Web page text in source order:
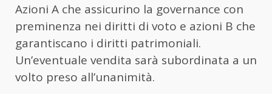
Azioni A che assicurino la governance con
preminenza nei diritti di voto e azioni B che
garantiscano i diritti patrimoniali.
Un’eventuale vendita sarà subordinata a un
volto preso all’unanimità.